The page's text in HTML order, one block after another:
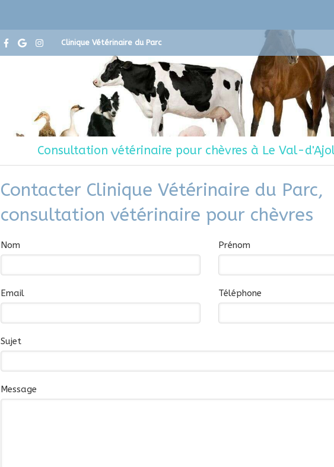
Clinique Vétérinaire du Parc
Consultation vétérinaire pour chèvres à Le Val-
Contacter Clinique Vétérinaire du Parc,
consultation vétérinaire pour chèvres
Nom Prénom
Email Téléphone
Sujet
Message